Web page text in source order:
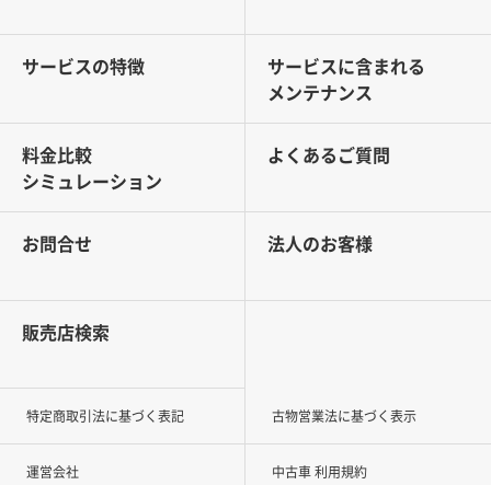
サービスの特徴
サービスに含まれる
メンテナンス
料金比較
シミュレーション
よくあるご質問
お問合せ 法人のお客様
販売店検索
特定商取引法に基づく表記 古物営業法に基づく表示
運営会社 中古車 利用規約